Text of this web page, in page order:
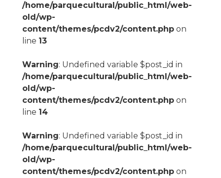
/home/parquecultural/public_html/web-
old/wp-
content/themes/pcdv2/content.phpon
line 13
Warning: Undefined variable $post_id in
/home/parquecultural/public_html/web-
old/wp-
content/themes/pcdv2/content.phpon
line 14
Warning: Undefined variable $post_id in
/home/parquecultural/public_html/web-
old/wp-
content/themes/pcdv2/content.phpon